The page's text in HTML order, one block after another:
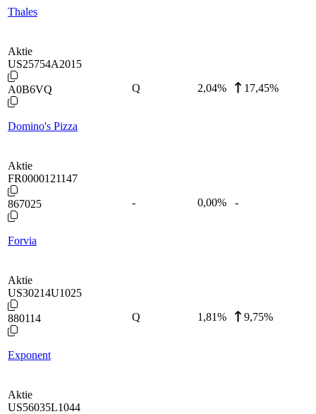
Thales
Aktie
US25754A2015
A0B6VQ
Domino's Pizza
Q 2,04% 17,45%
Aktie
FR0000121147
867025
Forvia
- 0,00% -
Aktie
US30214U1025
880114
Exponent
Q 1,81% 9,75%
Aktie
US56035L1044